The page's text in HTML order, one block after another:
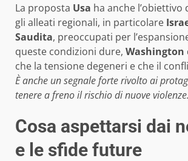
La proposta Usa ha anche l’obiettivo
gli alleati regionali, in particolare
Saudita, preoccupati per
queste condizioni dure, Washington
che la tensione degeneri e che il
È anche un segnale forte rivolto ai
tenere a freno il rischio di nuove violenze.
Cosa aspettarsi dai
e le sfide future